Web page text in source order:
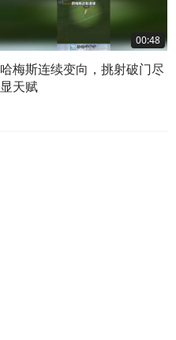
00:48
哈梅斯连续变向，挑射破门尽
显天赋